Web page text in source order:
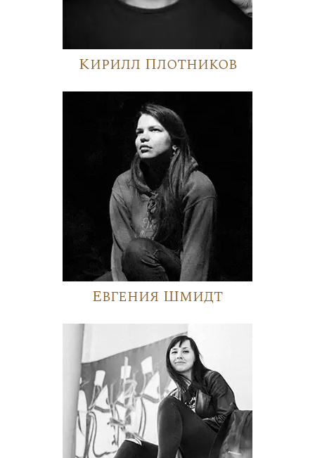
Кирилл Плотников
Евгения Шмидт